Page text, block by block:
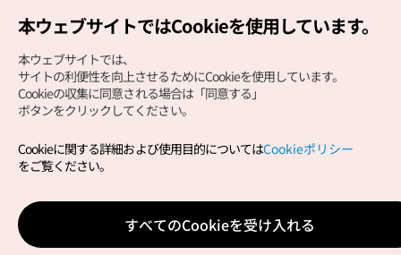
Copyright (c) Korea Tourism Organization All Rights
サイトエラー報告公式メール
japanese@knto.or.kr
本ウェブサイトではCookieを使用しています。
本ウェブサイトでは、
サイトの利便性を向上させるためにCookieを使用しています。
Cookieの収集に同意される場合は「同意する」
ボタンをクリックしてください。
Cookieに関する詳細および使用目的についてはCookieポリシー
をご覧ください。
すべてのCookieを受け入れる